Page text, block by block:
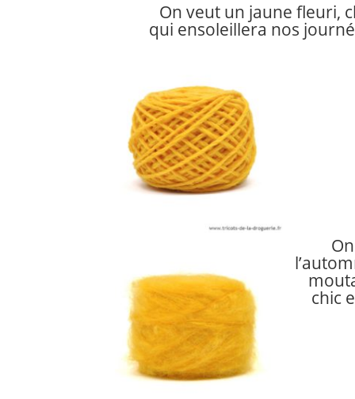
On veut un jaune fleuri,
qui ensoleillera nos
chic